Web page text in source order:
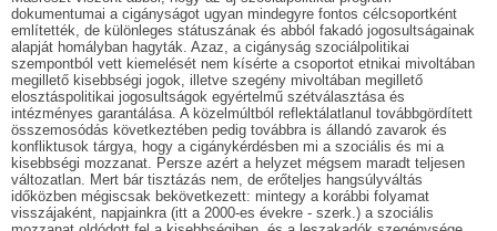
dokumentumai a cigányságot ugyan mindegyre fontos célcsoportként
említették, de különleges státuszának és abból fakadó jogosultságainak
alapját homályban hagyták. Azaz, a cigányság szociálpolitikai
szempontból vett kiemelését nem kísérte a csoportot etnikai mivoltában
megillető kisebbségi jogok, illetve szegény mivoltában megillető
elosztáspolitikai jogosultságok egyértelmű szétválasztása és
intézményes garantálása. A közelmúltból reflektálatlanul továbbgördített
összemosódás következtében pedig továbbra is állandó zavarok és
konfliktusok tárgya, hogy a cigánykérdésben mi a szociális és mi a
kisebbségi mozzanat. Persze azért a helyzet mégsem maradt teljesen
változatlan. Mert bár tisztázás nem, de erőteljes hangsúlyváltás
időközben mégiscsak bekövetkezett: mintegy a korábbi folyamat
visszájaként, napjainkra (itt a 2000-es évekre - szerk.) a szociális